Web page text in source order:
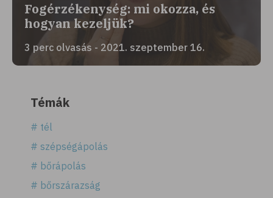
Fogérzékenység: mi okozza, és
hogyan kezeljük?
3 perc olvasás - 2021. szeptember 16.
Témák
# tél
# szépségápolás
# bőrápolás
# bőrszárazság